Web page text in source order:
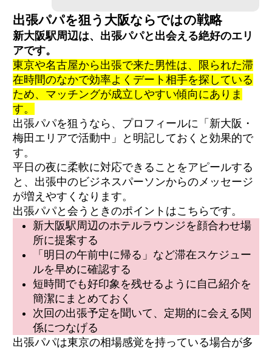
出張パパを狙う大阪ならではの戦略
新大阪駅周辺は、出張パパと出会える絶好のエリ
アです。
東京や名古屋から出張で来た男性は、限られた滞
在時間のなかで効率よくデート相手を探している
ため、マッチングが成立しやすい傾向にありま
す。
出張パパを狙うなら、プロフィールに「新大阪・
梅田エリアで活動中」と明記しておくと効果的で
す。
平日の夜に柔軟に対応できることをアピールする
と、出張中のビジネスパーソンからのメッセージ
が増えやすくなります。
出張パパと会うときのポイントはこちらです。
新大阪駅周辺のホテルラウンジを顔合わせ場
所に提案する
「明日の午前中に帰る」など滞在スケジュー
ルを早めに確認する
短時間でも好印象を残せるように自己紹介を
簡潔にまとめておく
次回の出張予定を聞いて、定期的に会える関
係につなげる
出張パパは東京の相場感覚を持っている場合が多